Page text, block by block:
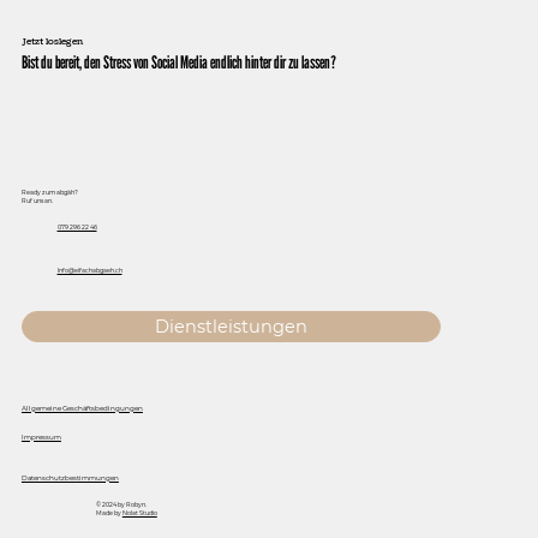
Jetzt loslegen
Bist du bereit, den Stress von Social Media endlich hinter dir zu lassen?
Allgemeine Geschäftsbedingungen
Impressum
Datenschutzbestimmungen
Ready zum abgäh?
Ruf uns an.
079 296 22 46
Info@eifachabgaeh.ch
Dienstleistungen
© 2024 by Robyn.
Made byNolat Studio